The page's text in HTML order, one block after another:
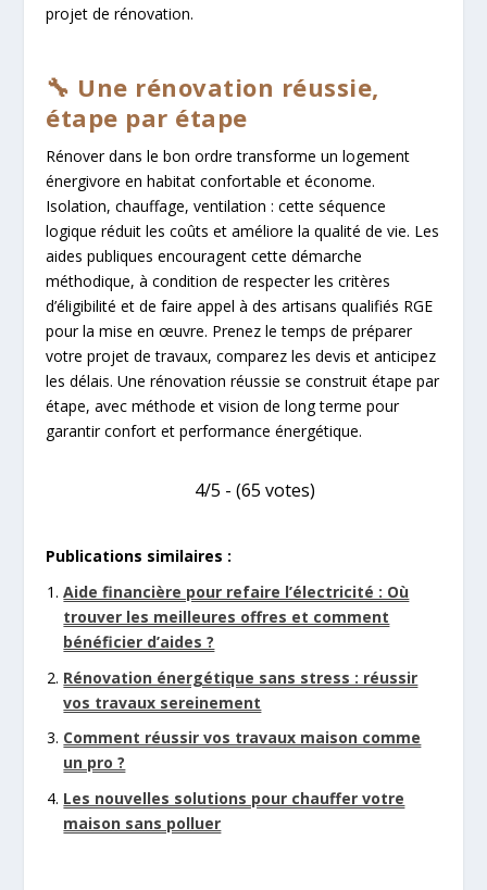
projet de rénovation.
🔧 Une rénovation réussie,
étape par étape
Rénover dans le bon ordre transforme un logement
énergivore en habitat confortable et économe.
Isolation, chauffage, ventilation : cette séquence
logique réduit les coûts et améliore la qualité de vie. Les
aides publiques encouragent cette démarche
méthodique, à condition de respecter les critères
d’éligibilité et de faire appel à des artisans qualifiés RGE
pour la mise en œuvre. Prenez le temps de préparer
votre projet de travaux, comparez les devis et anticipez
les délais. Une rénovation réussie se construit étape par
étape, avec méthode et vision de long terme pour
garantir confort et performance énergétique.
4/5 - (65 votes)
Publications similaires :
Aide financière pour refaire l’électricité : Où
trouver les meilleures offres et comment
bénéficier d’aides ?
Rénovation énergétique sans stress : réussir
vos travaux sereinement
Comment réussir vos travaux maison comme
un pro ?
Les nouvelles solutions pour chauffer votre
maison sans polluer